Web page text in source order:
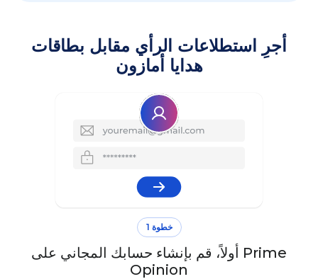
أجرِ استطلاعات الرأي مقابل بطاقات
هدايا أمازون
خطوة 1
أولاً، قم بإنشاء حسابك المجاني على Prime
Opinion